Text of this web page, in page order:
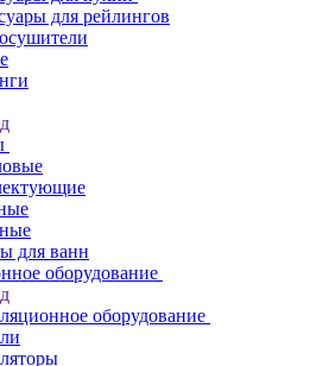
для рейлингов
для ванн
оборудование
оборудование